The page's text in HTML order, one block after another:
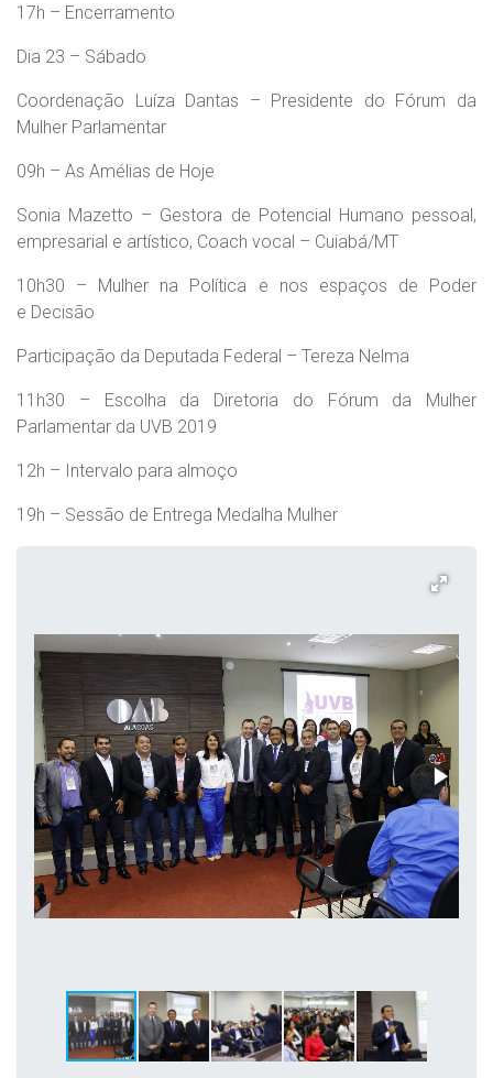
17h – Encerramento
Dia 23 – Sábado
Coordenação Luíza Dantas – Presidente do Fórum da
Mulher Parlamentar
09h – As Amélias de Hoje
Sonia Mazetto – Gestora de Potencial Humano pessoal,
empresarial e artístico, Coach vocal – Cuiabá/MT
10h30 – Mulher na Política e nos espaços de Poder
e Decisão
Participação da Deputada Federal – Tereza Nelma
11h30 – Escolha da Diretoria do Fórum da Mulher
Parlamentar da UVB 2019
12h – Intervalo para almoço
19h – Sessão de Entrega Medalha Mulher